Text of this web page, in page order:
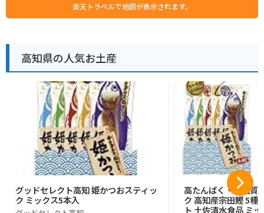
楽天トラベルで地図が表示されます。
高知県の人気お土産
グッドセレクト高知 姫かつおスティッ
ク ミックス5本入
高たんぱく・低脂質
ク 高知産宗田鰹 5
ト 土佐清水食品 ミ